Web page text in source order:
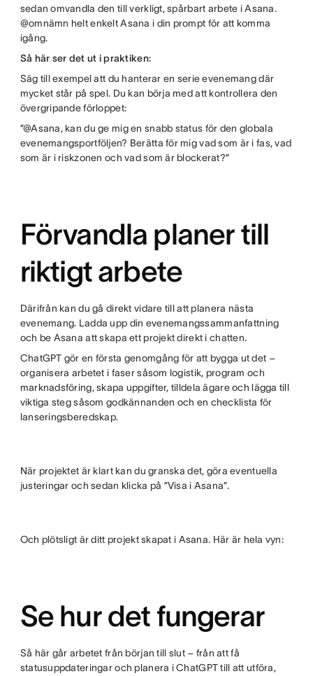
sedan omvandla den till verkligt, spårbart arbete i Asana.
@omnämn helt enkelt Asana i din prompt för att komma
igång.
Så här ser det ut i praktiken:
Säg till exempel att du hanterar en serie evenemang där
mycket står på spel. Du kan börja med att kontrollera den
övergripande förloppet:
”@Asana, kan du ge mig en snabb status för den globala
evenemangsportföljen? Berätta för mig vad som är i fas, vad
som är i riskzonen och vad som är blockerat?”
Förvandla planer till
riktigt arbete
Därifrån kan du gå direkt vidare till att planera nästa
evenemang. Ladda upp din evenemangssammanfattning
och be Asana att skapa ett projekt direkt i chatten.
ChatGPT gör en första genomgång för att bygga ut det –
organisera arbetet i faser såsom logistik, program och
marknadsföring, skapa uppgifter, tilldela ägare och lägga till
viktiga steg såsom godkännanden och en checklista för
lanseringsberedskap.
När projektet är klart kan du granska det, göra eventuella
justeringar och sedan klicka på ”Visa i Asana”.
Och plötsligt är ditt projekt skapat i Asana. Här är hela vyn:
Se hur det fungerar
Så här går arbetet från början till slut – från att få
statusuppdateringar och planera i ChatGPT till att utföra,